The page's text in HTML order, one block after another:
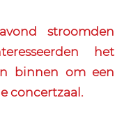
stroomden
het
binnen om een
concertzaal.